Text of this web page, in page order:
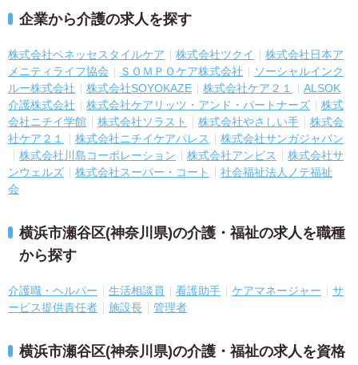
企業から介護の求人を探す
株式会社ベネッセスタイルケア 株式会社ツクイ
株式会社日本ア
メニティライフ協会
ＳＯＭＰＯケア株式会社
ソーシャルインク
ルー株式会社
株式会社SOYOKAZE 株式会社ケア２１
ALSOK
介護株式会社
株式会社ケアリッツ・アンド・パートナーズ
株式
会社ニチイ学館
株式会社ソラスト 株式会社やさしい手
株式会
社ケア２１
株式会社ニチイケアパレス
株式会社サンガジャパン
株式会社川島コーポレーション
株式会社アンビス
株式会社サ
ンウェルズ
株式会社スーパー・コート
社会福祉法人ノテ福祉
会
横浜市瀬谷区(神奈川県)の介護・福祉の求人を職種
から探す
介護職・ヘルパー 生活相談員 看護助手 ケアマネージャー
サ
ービス提供責任者
施設長 管理者
横浜市瀬谷区(神奈川県)の介護・福祉の求人を資格